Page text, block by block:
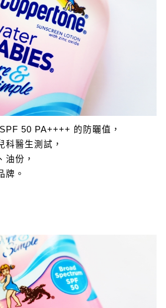
50 PA++++ 的防曬值，
科醫生測試，
油份，
牌。